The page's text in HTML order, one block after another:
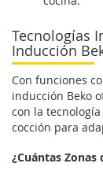
Tecnologías
Inducción
Con funciones
inducción Beko
con la tecnología
cocción para
¿Cuántas Zonas